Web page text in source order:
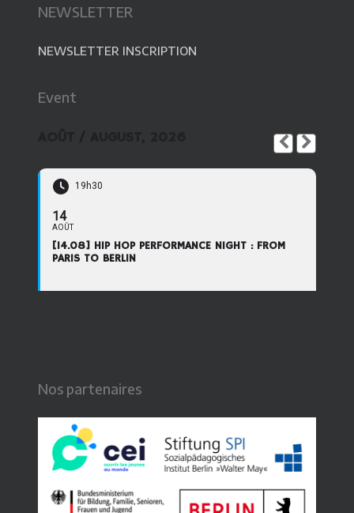
NEWSLETTER
NEWSLETTER INSCRIPTION
Event
19h30
14
AOÛT
[14.08] HIP HOP PERFORMANCE NIGHT : FROM
PARIS TO BERLIN
Nos partenaires